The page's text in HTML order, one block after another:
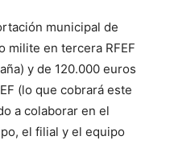
municipal de
milite en tercera RFEF
y de 120.000 euros
(lo que cobrará este
a colaborar en el
el filial y el equipo